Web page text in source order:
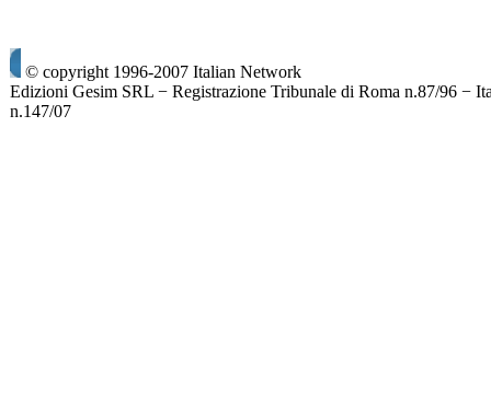
© copyright 1996-2007 Italian Network
Edizioni Gesim SRL − Registrazione Tribunale di Roma n.87/96 −
n.147/07